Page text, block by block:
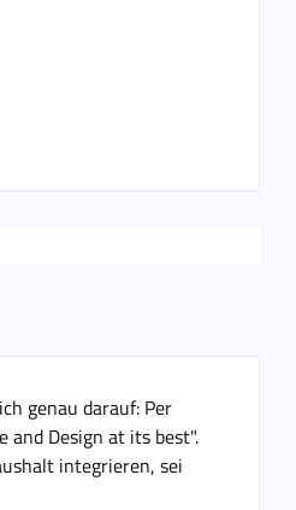
genau darauf: Per
and Design at its best".
integrieren, sei